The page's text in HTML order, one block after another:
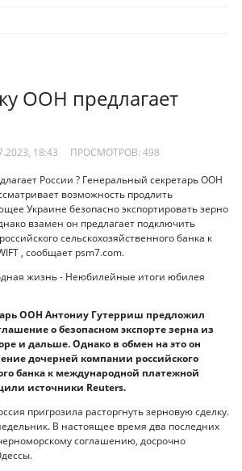
ООН предлагает
18:43 ПРОСМОТРОВ: 498
России ? Генеральный секретарь ООН
возможность продлить
Украине безопасно экспортировать зерно
взамен он предлагает подключить
сельскохозяйственного банка к
, сообщает psm7.com.
ООН Антониу Гутерриш предложил
о безопасном экспорте зерна из
и дальше. Однако в обмен на это он
дочерней компании российского
банка к международной платежной
источники Reuters.
пригрозила расторгнуть зерновую сделку.
В настоящее время два последних
соглашению, досрочно